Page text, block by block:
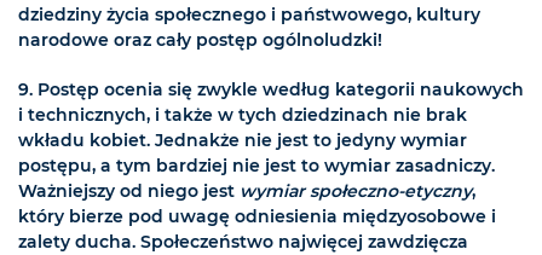
dziedziny życia społecznego i państwowego, kultury
narodowe oraz cały postęp ogólnoludzki!
9. Postęp ocenia się zwykle według kategorii naukowych
i technicznych, i także w tych dziedzinach nie brak
wkładu kobiet. Jednakże nie jest to jedyny wymiar
postępu, a tym bardziej nie jest to wymiar zasadniczy.
Ważniejszy od niego jest wymiar społeczno-etyczny,
który bierze pod uwagę odniesienia międzyosobowe i
zalety ducha. Społeczeństwo najwięcej zawdzięcza